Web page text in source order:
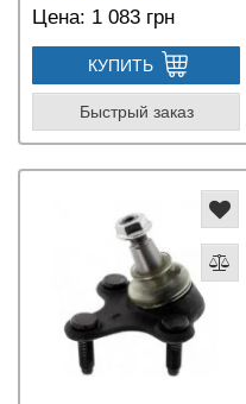
Цена: 1 083 грн
КУПИТЬ
Быстрый заказ